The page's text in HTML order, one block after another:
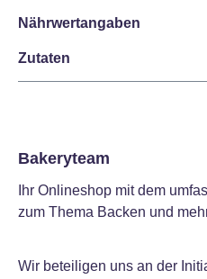
Nährwertangaben
Zutaten
Bakeryteam
Ihr Onlineshop mit dem
zum Thema Backen und
Wir beteiligen uns an der